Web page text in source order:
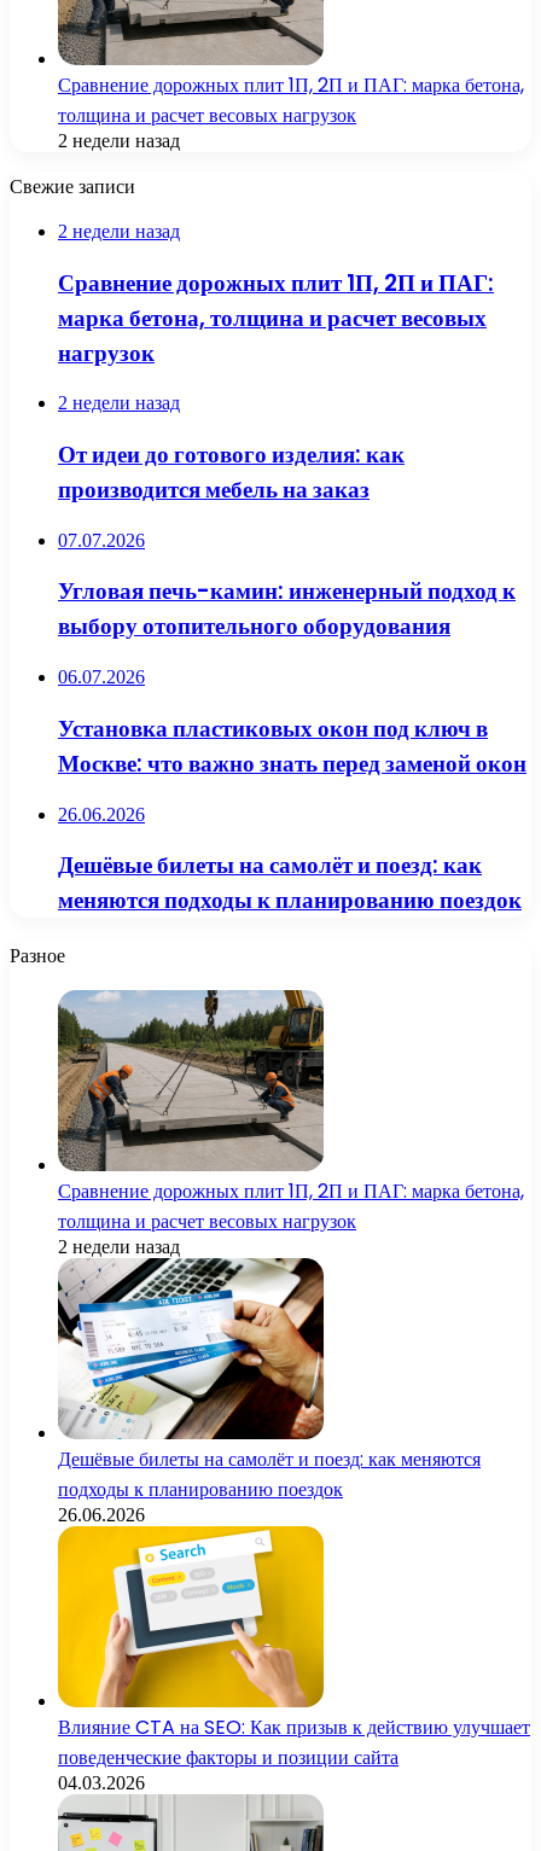
Сравнение дорожных плит 1П, 2П и ПАГ: марка бетона,
толщина и расчет весовых нагрузок
2 недели назад
Свежие записи
2 недели назад
Сравнение дорожных плит 1П, 2П и ПАГ:
марка бетона, толщина и расчет весовых
нагрузок
2 недели назад
От идеи до готового изделия: как
производится мебель на заказ
07.07.2026
Угловая печь-камин: инженерный подход к
выбору отопительного оборудования
06.07.2026
Установка пластиковых окон под ключ в
Москве: что важно знать перед заменой окон
26.06.2026
Дешёвые билеты на самолёт и поезд: как
меняются подходы к планированию поездок
Разное
Сравнение дорожных плит 1П, 2П и ПАГ: марка бетона,
толщина и расчет весовых нагрузок
2 недели назад
Дешёвые билеты на самолёт и поезд: как меняются
подходы к планированию поездок
26.06.2026
Влияние CTA на SEO: Как призыв к действию улучшает
поведенческие факторы и позиции сайта
04.03.2026